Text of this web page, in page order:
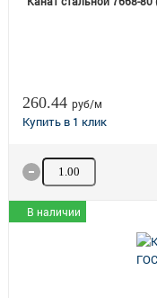
260.44 руб/м
Количество товара
В наличии